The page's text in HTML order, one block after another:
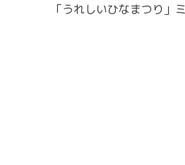
「うれしいひなまつり」